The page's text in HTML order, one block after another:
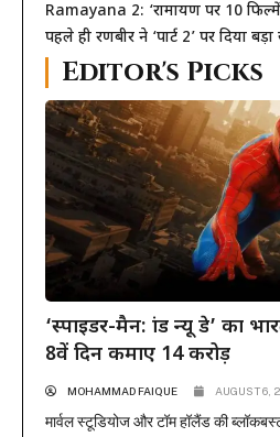
Ramayana 2: ‘रामायण पर 10
पहले ही रणबीर ने ‘पार्ट 2’ पर दिया बड़ा
Editor's Picks
‘स्पाइडर-मैन: ब्रांड न्यू डे’ का
8वें दिन कमाए 14 करोड़
MOHAMMAD FAIQUE AUGUST 6,
मार्वल स्टूडियोज और टॉम हॉलैंड की